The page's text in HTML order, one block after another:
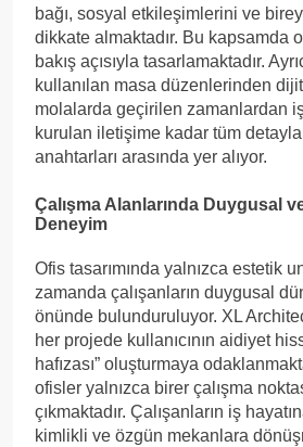
bağı, sosyal etkileşimlerini ve
dikkate almaktadır. Bu kapsamda
bakış açısıyla tasarlamaktadır.
kullanılan masa düzenlerinden
molalarda geçirilen zamanlardan
kurulan iletişime kadar tüm
anahtarları arasında yer alıyor.
Çalışma Alanlarında Duygusal
Deneyim
Ofis tasarımında yalnızca estetik
zamanda çalışanların duygusal
önünde bulunduruluyor. XL
her projede kullanıcının aidiyet
hafızası” oluşturmaya
ofisler yalnızca birer çalışma
çıkmaktadır. Çalışanların iş
kimlikli ve özgün mekanlara